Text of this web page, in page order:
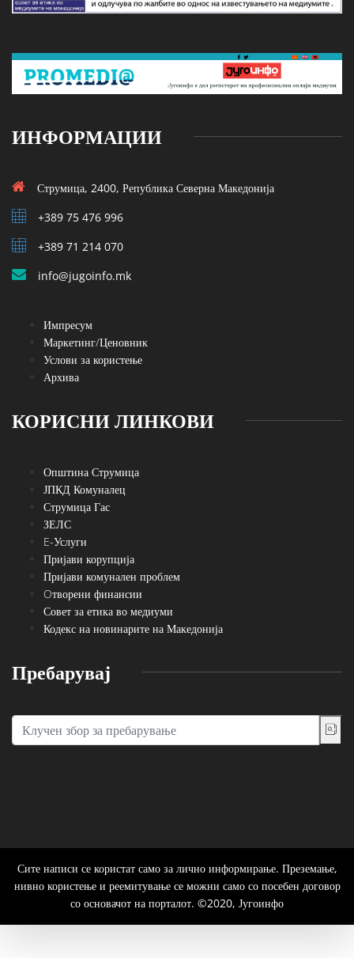
ИНФОРМАЦИИ
Струмица, 2400, Република Северна Македонија
+389 75 476 996
+389 71 214 070
info@jugoinfo.mk
Импресум
Маркетинг/Ценовник
Услови за користење
Архива
КОРИСНИ ЛИНКОВИ
Општина Струмица
ЈПКД Комуналец
Струмица Гас
ЗЕЛС
E-Услуги
Пријави корупција
Пријави комунален проблем
Oтворени финансии
Совет за етика во медиуми
Кодекс на новинарите на Македонија
Пребарувај
Сите написи се користат само за лично информирање. Преземање,
нивно користење и реемитување се можни само со посебен договор
со основачот на порталот. ©2020, Југоинфо